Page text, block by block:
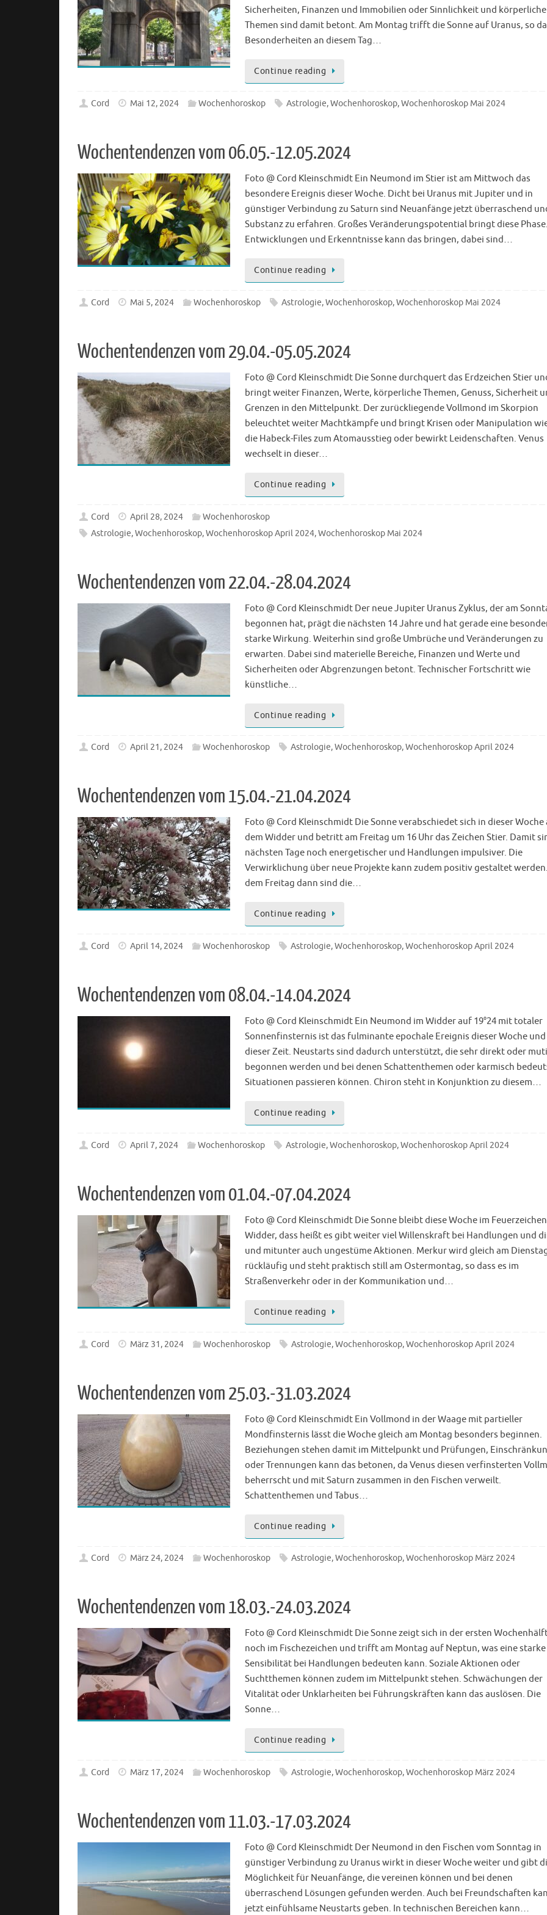
Sicherheiten, Finanzen und Immobilien oder Sinnlichkeit und körperliche
Themen sind damit betont. Am Montag trifft die Sonne auf Uranus, so
Besonderheiten an diesem Tag…
Continue reading
Cord Mai 12, 2024 Wochenhoroskop Astrologie,Wochenhoroskop,Wochenhoroskop Mai 2024
Wochentendenzen vom 06.05.-12.05.2024
Foto @ Cord Kleinschmidt Ein Neumond im Stier ist am Mittwoch das
besondere Ereignis dieser Woche. Dicht bei Uranus mit Jupiter und in
günstiger Verbindung zu Saturn sind Neuanfänge jetzt überraschend
Substanz zu erfahren. Großes Veränderungspotential bringt diese
Entwicklungen und Erkenntnisse kann das bringen, dabei sind…
Continue reading
Cord Mai 5, 2024 Wochenhoroskop Astrologie,Wochenhoroskop,Wochenhoroskop Mai 2024
Wochentendenzen vom 29.04.-05.05.2024
Foto @ Cord Kleinschmidt Die Sonne durchquert das Erdzeichen Stier
bringt weiter Finanzen, Werte, körperliche Themen, Genuss, Sicherheit
Grenzen in den Mittelpunkt. Der zurückliegende Vollmond im Skorpion
beleuchtet weiter Machtkämpfe und bringt Krisen oder Manipulation
die Habeck-Files zum Atomausstieg oder bewirkt Leidenschaften. Venus
wechselt in dieser…
Continue reading
Cord April 28, 2024
Wochenhoroskop
Astrologie,Wochenhoroskop,Wochenhoroskop April 2024,Wochenhoroskop Mai 2024
Wochentendenzen vom 22.04.-28.04.2024
Foto @ Cord Kleinschmidt Der neue Jupiter Uranus Zyklus, der am
begonnen hat, prägt die nächsten 14 Jahre und hat gerade eine
starke Wirkung. Weiterhin sind große Umbrüche und Veränderungen zu
erwarten. Dabei sind materielle Bereiche, Finanzen und Werte und
Sicherheiten oder Abgrenzungen betont. Technischer Fortschritt wie
künstliche…
Continue reading
Cord April 21, 2024 Wochenhoroskop Astrologie,Wochenhoroskop,Wochenhoroskop April 2024
Wochentendenzen vom 15.04.-21.04.2024
Foto @ Cord Kleinschmidt Die Sonne verabschiedet sich in dieser Woche
dem Widder und betritt am Freitag um 16 Uhr das Zeichen Stier. Damit
nächsten Tage noch energetischer und Handlungen impulsiver. Die
Verwirklichung über neue Projekte kann zudem positiv gestaltet
dem Freitag dann sind die…
Continue reading
Cord April 14, 2024 Wochenhoroskop Astrologie,Wochenhoroskop,Wochenhoroskop April 2024
Wochentendenzen vom 08.04.-14.04.2024
Foto @ Cord Kleinschmidt Ein Neumond im Widder auf 19°24 mit totaler
Sonnenfinsternis ist das fulminante epochale Ereignis dieser Woche und
dieser Zeit. Neustarts sind dadurch unterstützt, die sehr direkt oder
begonnen werden und bei denen Schattenthemen oder karmisch
Situationen passieren können. Chiron steht in Konjunktion zu diesem…
Continue reading
Cord April 7, 2024 Wochenhoroskop Astrologie,Wochenhoroskop,Wochenhoroskop April 2024
Wochentendenzen vom 01.04.-07.04.2024
Foto @ Cord Kleinschmidt Die Sonne bleibt diese Woche im Feuerzeichen
Widder, dass heißt es gibt weiter viel Willenskraft bei Handlungen und
und mitunter auch ungestüme Aktionen. Merkur wird gleich am
rückläufig und steht praktisch still am Ostermontag, so dass es im
Straßenverkehr oder in der Kommunikation und…
Continue reading
Cord März 31, 2024 Wochenhoroskop Astrologie,Wochenhoroskop,Wochenhoroskop April 2024
Wochentendenzen vom 25.03.-31.03.2024
Foto @ Cord Kleinschmidt Ein Vollmond in der Waage mit partieller
Mondfinsternis lässt die Woche gleich am Montag besonders beginnen.
Beziehungen stehen damit im Mittelpunkt und Prüfungen,
oder Trennungen kann das betonen, da Venus diesen verfinsterten
beherrscht und mit Saturn zusammen in den Fischen verweilt.
Schattenthemen und Tabus…
Continue reading
Cord März 24, 2024 Wochenhoroskop Astrologie,Wochenhoroskop,Wochenhoroskop März 2024
Wochentendenzen vom 18.03.-24.03.2024
Foto @ Cord Kleinschmidt Die Sonne zeigt sich in der ersten
noch im Fischezeichen und trifft am Montag auf Neptun, was eine starke
Sensibilität bei Handlungen bedeuten kann. Soziale Aktionen oder
Suchtthemen können zudem im Mittelpunkt stehen. Schwächungen der
Vitalität oder Unklarheiten bei Führungskräften kann das auslösen. Die
Sonne…
Continue reading
Cord März 17, 2024 Wochenhoroskop Astrologie,Wochenhoroskop,Wochenhoroskop März 2024
Wochentendenzen vom 11.03.-17.03.2024
Foto @ Cord Kleinschmidt Der Neumond in den Fischen vom Sonntag in
günstiger Verbindung zu Uranus wirkt in dieser Woche weiter und gibt
Möglichkeit für Neuanfänge, die vereinen können und bei denen
überraschend Lösungen gefunden werden. Auch bei Freundschaften
jetzt einfühlsame Neustarts geben. In technischen Bereichen kann…